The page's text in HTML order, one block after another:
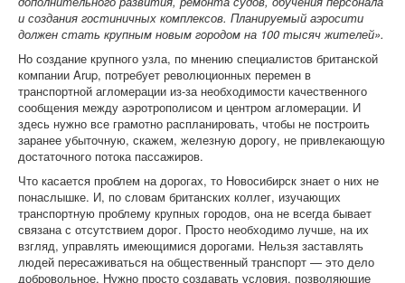
и создания гостиничных комплексов. Планируемый аэросити
должен стать крупным новым городом на 100 тысяч жителей».
Но создание крупного узла, по мнению специалистов британской
компании Arup, потребует революционных перемен в
транспортной агломерации из-за необходимости качественного
сообщения между аэротрополисом и центром агломерации. И
здесь нужно все грамотно распланировать, чтобы не построить
заранее убыточную, скажем, железную дорогу, не привлекающую
достаточного потока пассажиров.
Что касается проблем на дорогах, то Новосибирск знает о них не
понаслышке. И, по словам британских коллег, изучающих
транспортную проблему крупных городов, она не всегда бывает
связана с отсутствием дорог. Просто необходимо лучше, на их
взгляд, управлять имеющимися дорогами. Нельзя заставлять
людей пересаживаться на общественный транспорт — это дело
добровольное. Нужно просто создавать условия, позволяющие